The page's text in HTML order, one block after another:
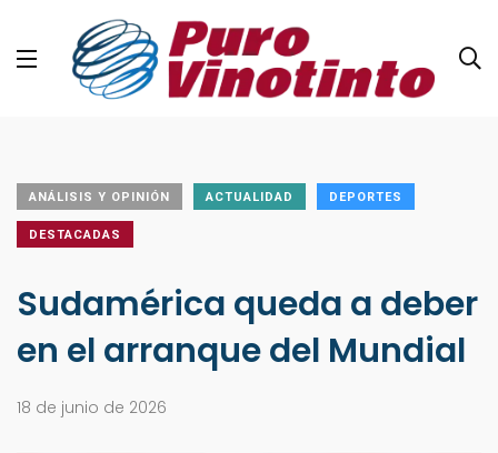
ANÁLISIS Y OPINIÓN ACTUALIDAD DEPORTES
DESTACADAS
Sudamérica queda a deber
en el arranque del Mundial
18 de junio de 2026